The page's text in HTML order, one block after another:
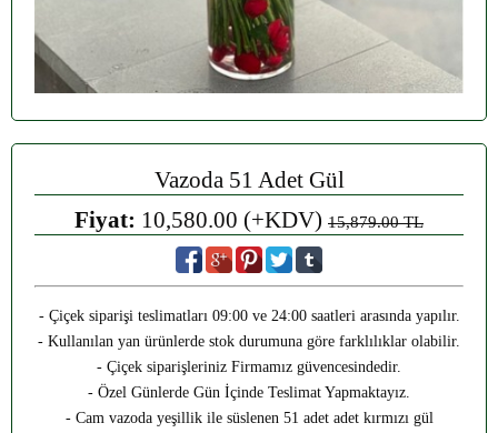
Vazoda 51 Adet Gül
Fiyat: 10,580.00 (+KDV) 15,879.00 TL
- Çiçek siparişi teslimatları 09:00 ve 24:00 saatleri arasında yapılır.
- Kullanılan yan ürünlerde stok durumuna göre farklılıklar olabilir.
- Çiçek siparişleriniz Firmamız güvencesindedir.
- Özel Günlerde Gün İçinde Teslimat Yapmaktayız.
- Cam vazoda yeşillik ile süslenen 51 adet adet kırmızı gül